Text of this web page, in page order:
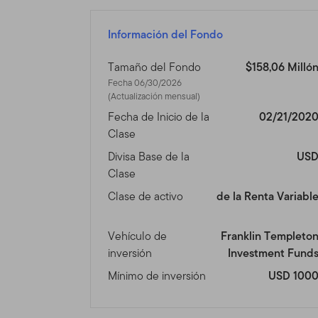
Información del Fondo
Tamaño del Fondo
Fecha 06/30/2026
(Actualización mensual)
$158,06 Millón
Fecha de Inicio de la
Clase
02/21/2020
Divisa Base de la
Clase
USD
Clase de activo
de la Renta Variable
Vehículo de
inversión
Franklin Templeton
Investment Funds
Mínimo de inversión USD 1000
que residen fuera de los
nuestro otro sitio
legalmente en los Estados
Nada en este Sitio será
cualquier otro producto
esté fuera de las leyes de
venta, por favor consulte
Uso
Uso Personal.Este Sitio
contrario por escrito.
Este Sitio está dirigido a
productos y que residen